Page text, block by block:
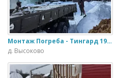
Монтаж Погреба - Тингард 1900
д. Высоково